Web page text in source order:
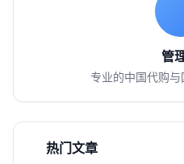
管
专业的中国代购
热门文章